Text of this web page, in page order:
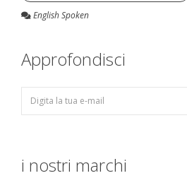
English Spoken
Approfondisci
i nostri marchi